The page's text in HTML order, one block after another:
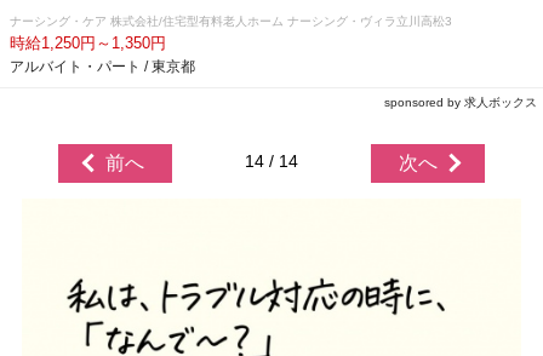
ナーシング・ケア 株式会社/住宅型有料老人ホーム ナーシング・ヴィラ立川高松3
時給1,250円～1,350円
アルバイト・パート / 東京都
sponsored by 求人ボックス
前へ 14 / 14 次へ